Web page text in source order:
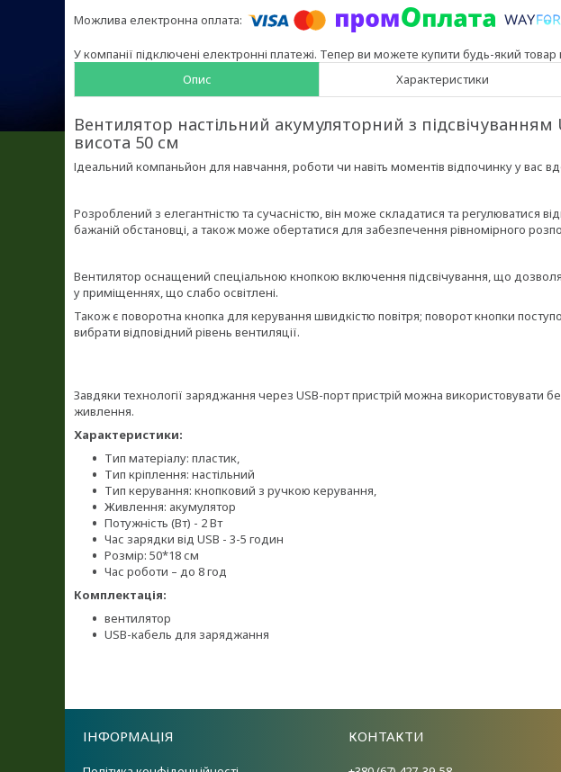
У компанії підключені електронні платежі. Тепер ви можете купити будь-який
Опис
Характеристики
Вентилятор настільний акумуляторний з підсвічуванням
висота 50 см
Ідеальний компаньйон для навчання, роботи чи навіть моментів відпочинку у вас
Розроблений з елегантністю та сучасністю, він може складатися та регулюватися
бажаній обстановці, а також може обертатися для забезпечення рівномірного
Вентилятор оснащений спеціальною кнопкою включення підсвічування, що
у приміщеннях, що слабо освітлені.
Також є поворотна кнопка для керування швидкістю повітря; поворот кнопки
вибрати відповідний рівень вентиляції.
Завдяки технології заряджання через USB-порт пристрій можна використовувати
живлення.
Характеристики:
Тип матеріалу: пластик,
Тип кріплення: настільний
Тип керування: кнопковий з ручкою керування,
Живлення: акумулятор
Потужність (Вт) - 2 Вт
Час зарядки від USB - 3-5 годин
Розмір: 50*18 см
Час роботи – до 8 год
Комплектація:
вентилятор
USB-кабель для заряджання
ІНФОРМАЦІЯ КОНТАКТИ